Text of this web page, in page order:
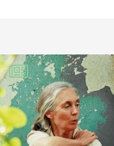
[…] Lire la suite
http://